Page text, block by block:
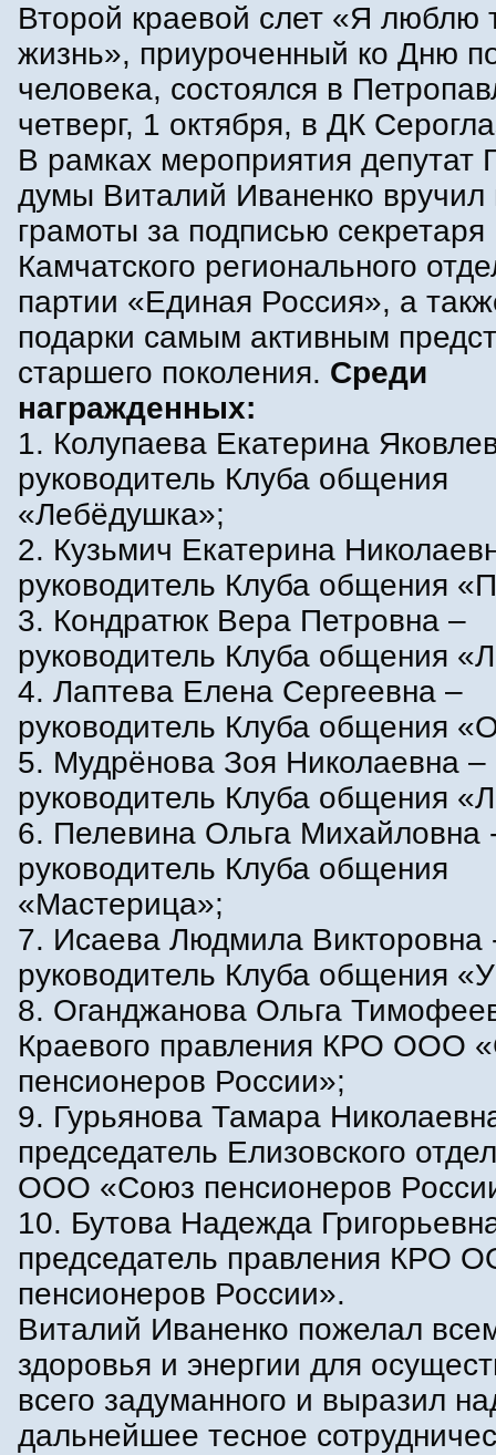
Второй краевой слет «Я люблю
жизнь», приуроченный ко Дню
человека, состоялся в
четверг, 1 октября, в ДК
В рамках мероприятия депутат
думы Виталий Иваненко вручил
грамоты за подписью секретаря
Камчатского регионального
партии «Единая Россия», а
подарки самым активным
старшего поколения. Среди
награжденных:
1. Колупаева Екатерина
руководитель Клуба общения
«Лебёдушка»;
2. Кузьмич Екатерина
руководитель Клуба общения
3. Кондратюк Вера Петровна –
руководитель Клуба общения
4. Лаптева Елена Сергеевна –
руководитель Клуба общения
5. Мудрёнова Зоя Николаевна –
руководитель Клуба общения
6. Пелевина Ольга Михайловна
руководитель Клуба общения
«Мастерица»;
7. Исаева Людмила Викторовна
руководитель Клуба общения
8. Оганджанова Ольга
Краевого правления КРО ООО
пенсионеров России»;
9. Гурьянова Тамара
председатель Елизовского
ООО «Союз пенсионеров
10. Бутова Надежда
председатель правления КРО
пенсионеров России».
Виталий Иваненко пожелал
здоровья и энергии для
всего задуманного и выразил
дальнейшее тесное